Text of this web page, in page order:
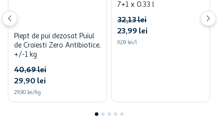
Piept de pui dezosat Puiul
de Craiesti Zero Antibiotice,
+/-1 kg
29,90 lei
40,69lei
29,90 lei/kg
7+1 x 0.33 l
23,99 lei
32,13lei
9,09 lei/l